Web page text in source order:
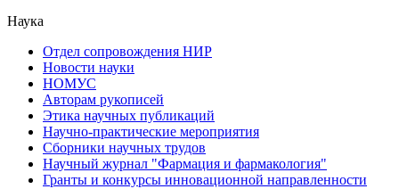
Наука
Отдел сопровождения НИР
Новости науки
НОМУС
Авторам рукописей
Этика научных публикаций
Научно-практические мероприятия
Сборники научных трудов
Научный журнал "Фармация и фармакология"
Гранты и конкурсы инновационной направленности